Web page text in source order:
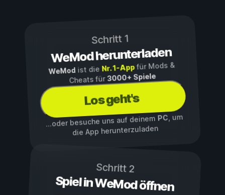
Schritt 1
WeMod herunterladen
WeMod ist die Nr. 1-Appfür Mods &
Cheats für3000+ Spiele
Los geht's
...oder besuche uns auf deinemPC, um
die App herunterzuladen
Schritt 2
Spiel in WeMod öffnen